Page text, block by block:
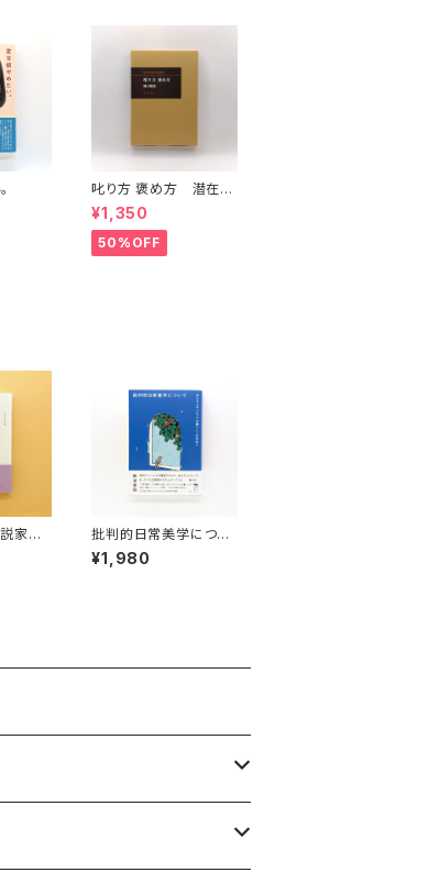
叱り方 褒め方 潜在意
識教育法叢書
¥1,350
50%OFF
家と
は
批判的日常美学につい
て 来たるべき「ふつう
の暮らし」を求めて
¥1,980